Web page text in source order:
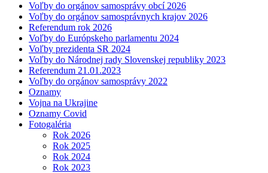
Voľby do orgánov samosprávy obcí 2026
Voľby do orgánov samosprávnych krajov 2026
Referendum rok 2026
Voľby do Európskeho parlamentu 2024
Voľby prezidenta SR 2024
Voľby do Národnej rady Slovenskej republiky 2023
Referendum 21.01.2023
Voľby do orgánov samosprávy 2022
Oznamy
Vojna na Ukrajine
Oznamy Covid
Fotogaléria
Rok 2026
Rok 2025
Rok 2024
Rok 2023